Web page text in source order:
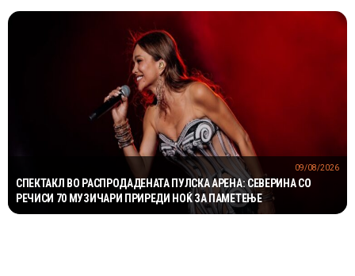
СПЕКТАКЛ ВО РАСПРОДАДЕНАТА ПУЛСКА АРЕНА: СЕВЕРИНА СО
РЕЧИСИ 70 МУЗИЧАРИ ПРИРЕДИ НОЌ ЗА ПАМЕТЕЊЕ
09/08/2026